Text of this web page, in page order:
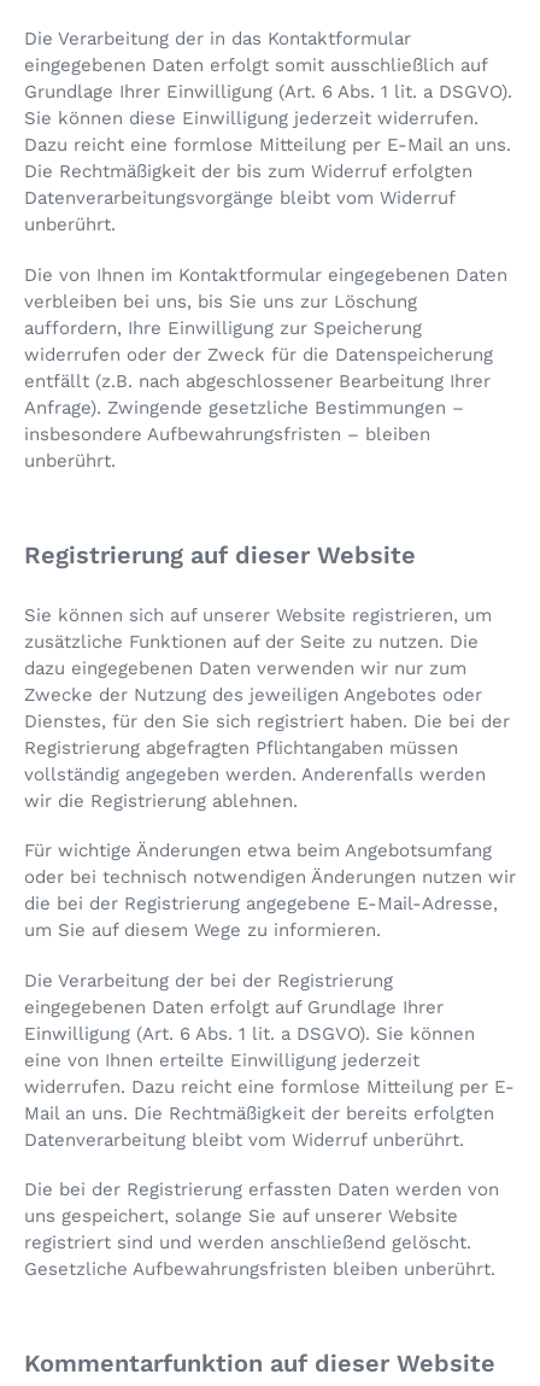
Die Verarbeitung der in das Kontaktformular
eingegebenen Daten erfolgt somit ausschließlich auf
Grundlage Ihrer Einwilligung (Art. 6 Abs. 1 lit. a DSGVO).
Sie können diese Einwilligung jederzeit widerrufen.
Dazu reicht eine formlose Mitteilung per E-Mail an uns.
Die Rechtmäßigkeit der bis zum Widerruf erfolgten
Datenverarbeitungsvorgänge bleibt vom Widerruf
unberührt.
Die von Ihnen im Kontaktformular eingegebenen Daten
verbleiben bei uns, bis Sie uns zur Löschung
auffordern, Ihre Einwilligung zur Speicherung
widerrufen oder der Zweck für die Datenspeicherung
entfällt (z.B. nach abgeschlossener Bearbeitung Ihrer
Anfrage). Zwingende gesetzliche Bestimmungen –
insbesondere Aufbewahrungsfristen – bleiben
unberührt.
Registrierung auf dieser Website
Sie können sich auf unserer Website registrieren, um
zusätzliche Funktionen auf der Seite zu nutzen. Die
dazu eingegebenen Daten verwenden wir nur zum
Zwecke der Nutzung des jeweiligen Angebotes oder
Dienstes, für den Sie sich registriert haben. Die bei der
Registrierung abgefragten Pflichtangaben müssen
vollständig angegeben werden. Anderenfalls werden
wir die Registrierung ablehnen.
Für wichtige Änderungen etwa beim Angebotsumfang
oder bei technisch notwendigen Änderungen nutzen wir
die bei der Registrierung angegebene E-Mail-Adresse,
um Sie auf diesem Wege zu informieren.
Die Verarbeitung der bei der Registrierung
eingegebenen Daten erfolgt auf Grundlage Ihrer
Einwilligung (Art. 6 Abs. 1 lit. a DSGVO). Sie können
eine von Ihnen erteilte Einwilligung jederzeit
widerrufen. Dazu reicht eine formlose Mitteilung per E-
Mail an uns. Die Rechtmäßigkeit der bereits erfolgten
Datenverarbeitung bleibt vom Widerruf unberührt.
Die bei der Registrierung erfassten Daten werden von
uns gespeichert, solange Sie auf unserer Website
registriert sind und werden anschließend gelöscht.
Gesetzliche Aufbewahrungsfristen bleiben unberührt.
Kommentarfunktion auf dieser Website